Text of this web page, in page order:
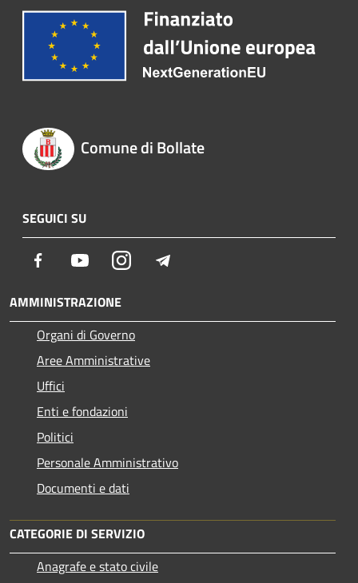
Comune di Bollate
SEGUICI SU
Facebook YoutubeInstagram
AMMINISTRAZIONE
Organi di Governo
Aree Amministrative
Uffici
Enti e fondazioni
Politici
Personale Amministrativo
Documenti e dati
CATEGORIE DI SERVIZIO
Anagrafe e stato civile